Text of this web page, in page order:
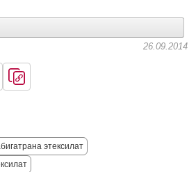
26.09.2014
этексилат